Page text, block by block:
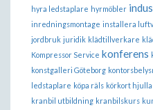
hyra ledstaplare hyrmöbler
inredningsmontage installera
jordbruk juridik klädtillverkare
Kompressor Service konferens
konstgalleri Göteborg
ledstaplare köpa räls körkort
kranbil utbildning kranbilskurs